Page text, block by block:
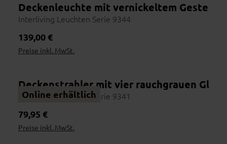
Deckenleuchte mit vernickeltem Gestell
Interliving Leuchten Serie 9344
Regulärer Preis:
139,00 €
Preise inkl. MwSt.
Online erhältlich
Deckenstrahler mit vier rauchgrauen
Interliving Leuchten Serie 9341
Regulärer Preis:
79,95 €
Preise inkl. MwSt.